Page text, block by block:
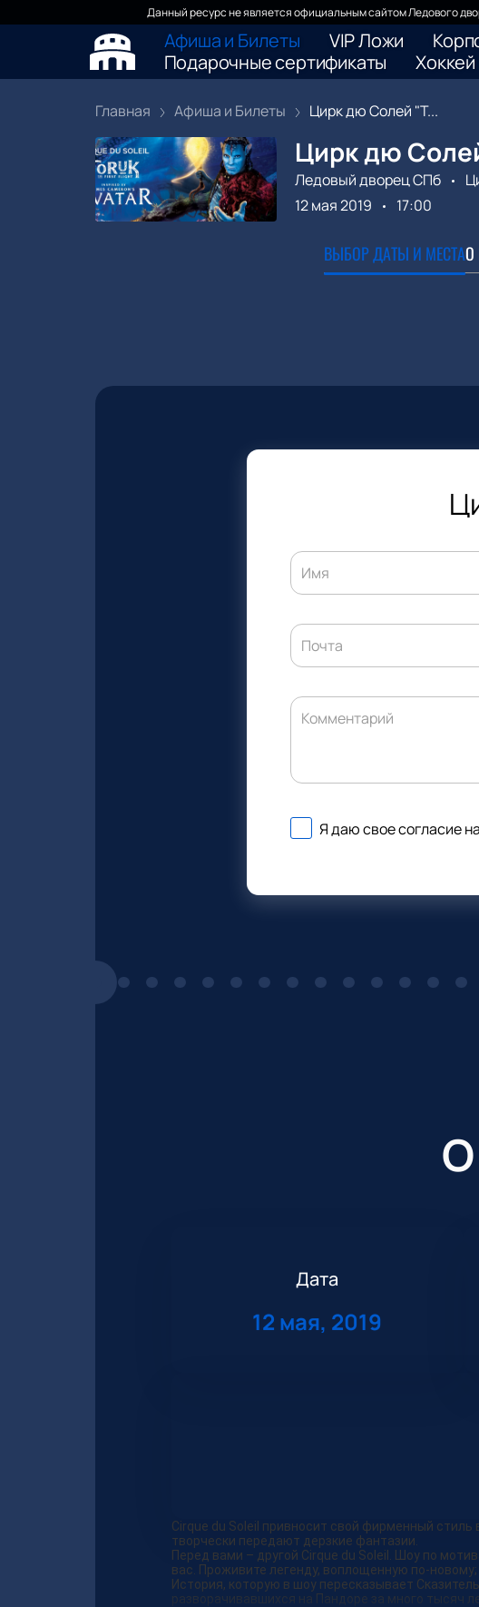
Данный ресурс не является официальным сайтом Ледового
Афиша и Билеты VIP Ложи
Подарочные сертификаты
Хоккей
Главная Афиша и Билеты Цирк дю Солей "Т...
Цирк дю
Ледовый дворец СПб
12 мая 2019
17:00
ВЫБОР ДАТЫ И МЕСТАО
Имя
Почта
Комментарий
Я даю свое согласие на
Дата
12 мая, 2019
Cirque du Soleil привносит свой фирменный
творчески передают дерзкие фантазии.
Перед вами – другой Cirque du Soleil. Шоу по
вас. Проживите легенду, воплощенную по-
История, которую в шоу пересказывает
разворачивавшихся на Пандоре за много тысяч